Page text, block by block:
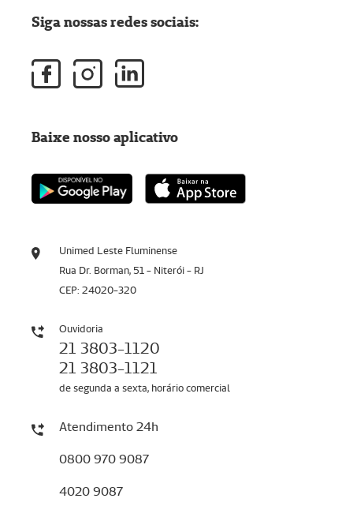
Unimed Leste Fluminense
Rua Dr. Borman, 51 - Niterói - RJ
CEP: 24020-320
Ouvidoria
21 3803-1120
21 3803-1121
de segunda a sexta, horário comercial
Atendimento 24h
0800 970 9087
4020 9087
Siga nossas redes sociais:
Baixe nosso aplicativo